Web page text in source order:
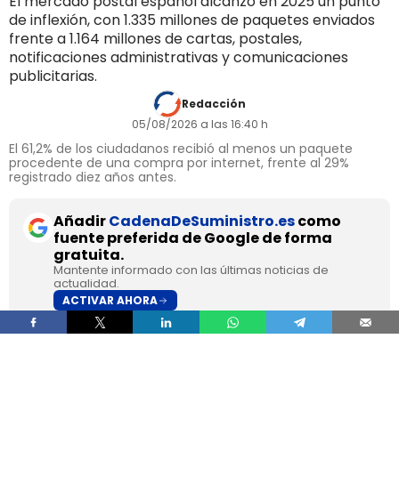
de inflexión, con 1.335 millones de paquetes enviados
frente a 1.164 millones de cartas, postales,
notificaciones administrativas y comunicaciones
publicitarias.
Redacción
05/08/2026 a las 16:40 h
El 61,2% de los ciudadanos recibió al menos un paquete
procedente de una compra por internet, frente al 29%
registrado diez años antes.
AñadirCadenaDeSuministro.escomo
fuente preferida de Google de forma
gratuita.
Mantente informado con las últimas noticias de
actualidad.
ACTIVAR AHORA